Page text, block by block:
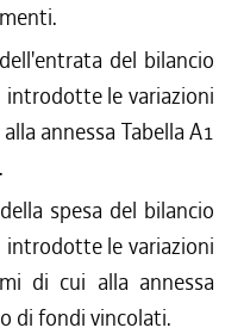
del bilancio
le variazioni
annessa Tabella A1
spesa del bilancio
le variazioni
di cui alla annessa
di fondi vincolati.